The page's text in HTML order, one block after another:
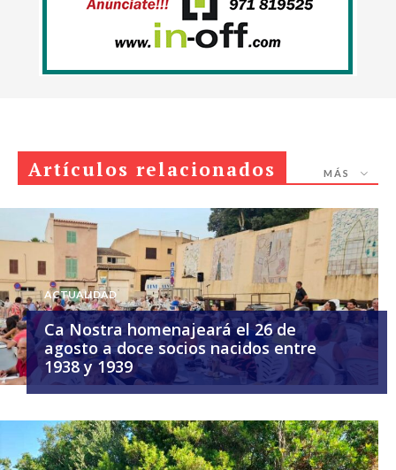
Artículos relacionados MÁS
ACTUALIDAD
Ca Nostra homenajeará el 26 de
agosto a doce socios nacidos entre
1938 y 1939